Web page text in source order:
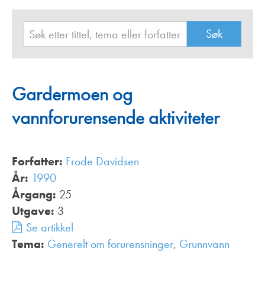
Gardermoen og
vannforurensende aktiviteter
Forfatter: Frode Davidsen
År: 1990
Årgang: 25
Utgave: 3
Se artikkel
Tema: Generelt om forurensninger, Grunnvann